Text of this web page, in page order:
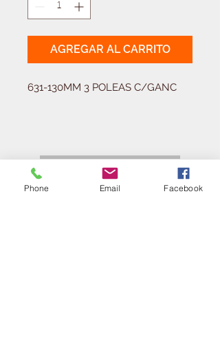
AGREGAR AL CARRITO
631-130MM 3 POLEAS C/GANC
¿Necesitas equipar tu
ferretería?
Phone Email Facebook